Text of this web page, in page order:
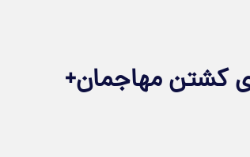
کشتن مهاجمان+